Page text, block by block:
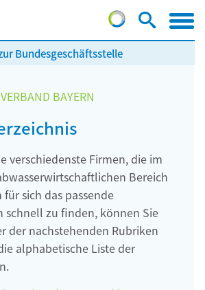
Bundesgeschäftsstelle
BAYERN
verschiedenste Firmen, die im
Bereich
sich das passende
schnell zu finden, können Sie
der nachstehenden Rubriken
alphabetische Liste der